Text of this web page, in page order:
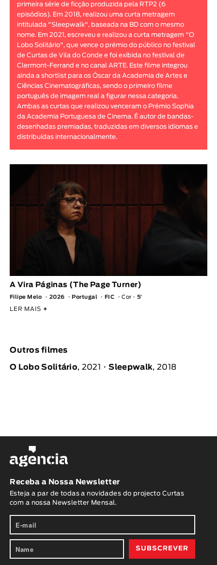
Animar
DURAÇÃO
< / >
GÉNERO
Ficção
Animação
Experimental
primeira série de ficção produzida pela RTP2 (6
episódios). Em 2018, realizou uma curta metragem
intitulada "Sleepwalk", baseada na BD com o mesmo
nome. Em 2021, escreveu e realizou a curta metragem "O
Lobo Solitário", que vence o prémio do público no festival
de Curtas de Vila do Conde e foi exibida no festival de
Clermont-Ferrand e no canal ARTE. Este filme integrou
ainda a shortlist para os Óscar da Academia de Artes e
Ciências Cinematográficas, sendo o primeiro filme
português de imagem real a figurar nessa categoria.
Ambas as curtas que realizou venceram o Prémio Sophia
da Academia Portuguesa de Cinema. É autor de bandas-
desenhadas premiadas, traduzidas em diversos idiomas e
distribuídas internacionalmente.
A Vira Páginas (The Page Turner)
Filipe Melo 2026 Portugal FIC Cor 5′
LER MAIS +
Outros filmes
O Lobo Solitário, 2021 Sleepwalk, 2018
Receba a Nossa Newsletter
Esteja a par de todas a novidades do projecto Curtas
com a nossa Newsletter Mensal.